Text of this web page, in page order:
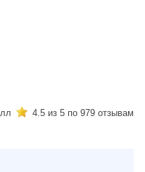
4.5 из 5 по 979 отзывам